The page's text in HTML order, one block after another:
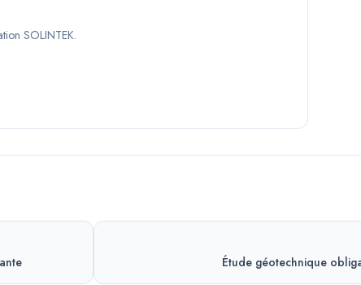
SOLINTEK.
Étude géotechnique